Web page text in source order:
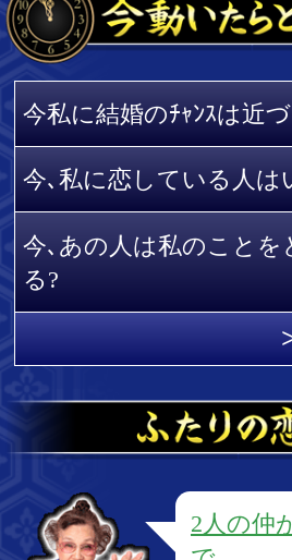
サイトマップ
機種変更した方へ
利用規約